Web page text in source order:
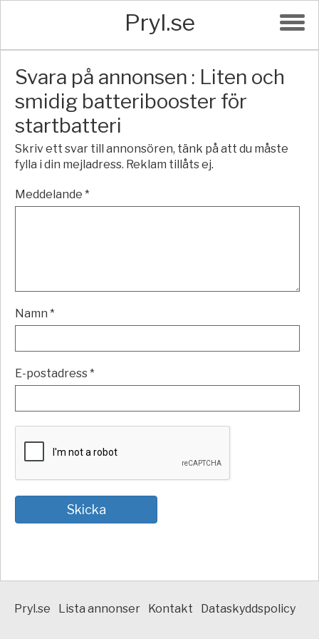
Pryl.se
Svara på annonsen : Liten och
smidig batteribooster för
startbatteri
Skriv ett svar till annonsören, tänk på att du måste
fylla i din mejladress. Reklam tillåts ej.
Meddelande *
Namn *
E-postadress *
Pryl.se Lista annonser Kontakt Dataskyddspolicy